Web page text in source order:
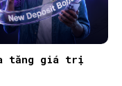
tăng giá trị